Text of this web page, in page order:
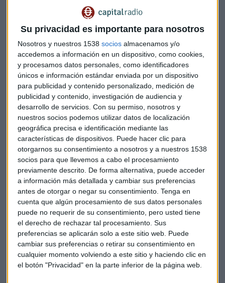
Su privacidad es importante para nosotros
Nosotros y nuestros 1538 socios almacenamos y/o
accedemos a información en un dispositivo, como cookies,
y procesamos datos personales, como identificadores
únicos e información estándar enviada por un dispositivo
para publicidad y contenido personalizado, medición de
publicidad y contenido, investigación de audiencia y
desarrollo de servicios. Con su permiso, nosotros y
nuestros socios podemos utilizar datos de localización
geográfica precisa e identificación mediante las
características de dispositivos. Puede hacer clic para
otorgarnos su consentimiento a nosotros y a nuestros 1538
socios para que llevemos a cabo el procesamiento
previamente descrito. De forma alternativa, puede acceder
a información más detallada y cambiar sus preferencias
antes de otorgar o negar su consentimiento. Tenga en
cuenta que algún procesamiento de sus datos personales
puede no requerir de su consentimiento, pero usted tiene
el derecho de rechazar tal procesamiento. Sus
preferencias se aplicarán solo a este sitio web. Puede
cambiar sus preferencias o retirar su consentimiento en
cualquier momento volviendo a este sitio y haciendo clic en
el botón "Privacidad" en la parte inferior de la página web.
"En Europano me gusta el Ibex 35 a corto plazo
y a la bolsa alemana le queda poco recorrido para alcanzar
los máximos históricos, por lo que hay que buscar títulos
que puedan estar en desarrollo de tendencia", explica el
experto quien añade que "el panorama no está para tomar
grandes decisiones de inversión", dice.
Con este escenario, Moro aconseja invertir en ciertos
valores de la bolsa española y americana. Por un lado,
recomiendaRed Eléctrica, IAG, Amadeus, Inditex y
Solaria,"es el título con el aspecto más limpio, el problema
es saber dónde establecer el stop", explica. Añade a la lista
valores americanos, en concreto, casi todas las
compañías tecnológicas para incorporar a cartera.